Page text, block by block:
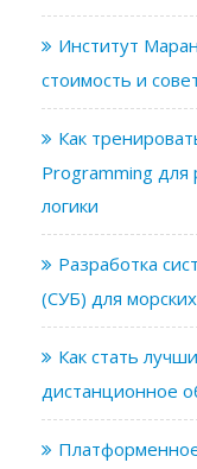
Институт
стоимость и
Как
Programming для
логики
Разработка
(СУБ) для
Как стать
дистанционное